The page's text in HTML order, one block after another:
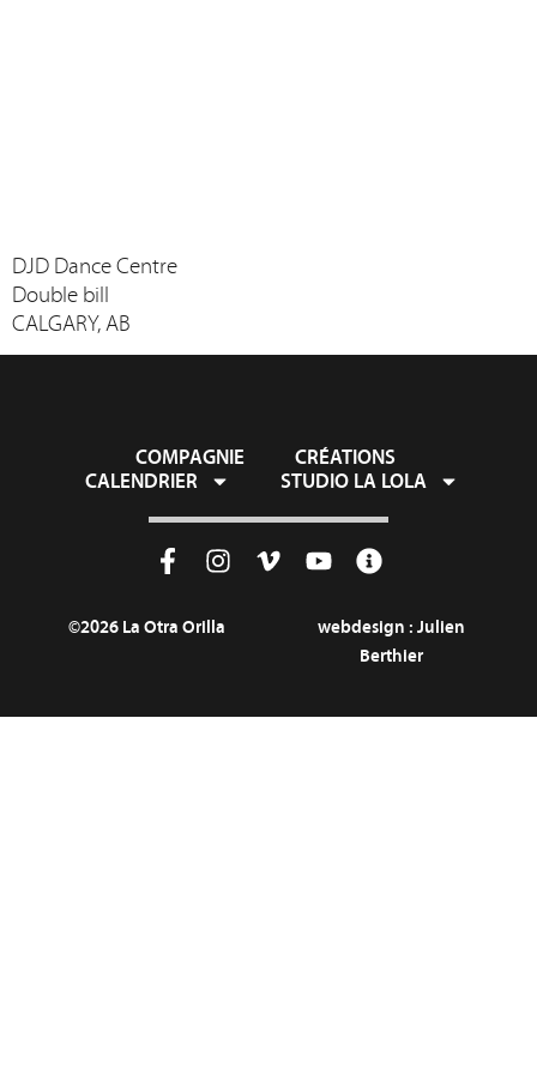
DJD Dance Centre
Double bill
CALGARY, AB
COMPAGNIE
CRÉATIONS
CALENDRIER
STUDIO LA LOLA
©2026 La Otra Orilla webdesign : Julien
Berthier